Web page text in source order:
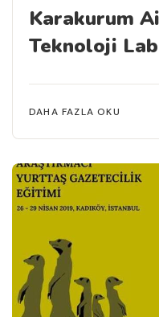
Karakurum
Teknoloji
DAHA FAZLA OKU